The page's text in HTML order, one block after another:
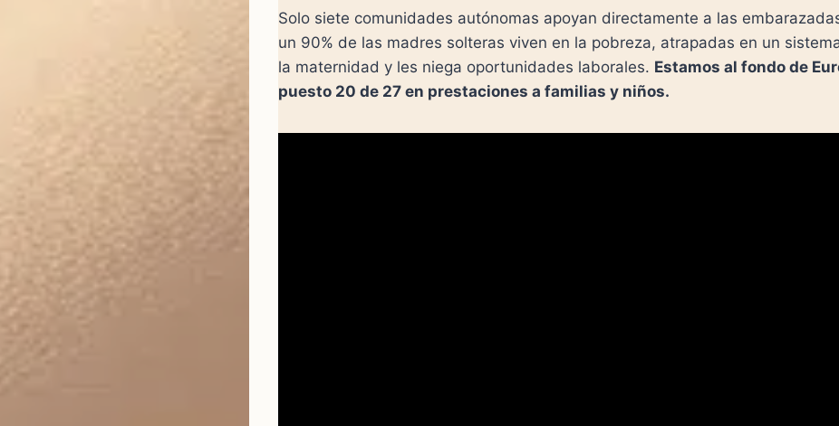
Solo siete comunidades autónomas apoyan directamente a las
un 90% de las madres solteras viven en la pobreza, atrapadas en un
la maternidad y les niega oportunidades laborales. Estamos al fondo de
puesto 20 de 27 en prestaciones a familias y niños.